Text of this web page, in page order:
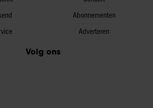
Abonnementen
Adverteren
Volg ons